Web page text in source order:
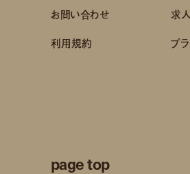
お問い合わせ
求人
利用規約 プ
page top